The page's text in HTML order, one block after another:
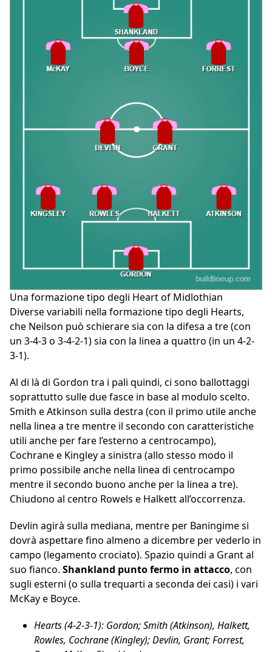
Una formazione tipo degli Heart of Midlothian
Diverse variabili nella formazione tipo degli Hearts,
che Neilson può schierare sia con la difesa a tre (con
un 3-4-3 o 3-4-2-1) sia con la linea a quattro (in un 4-2-
3-1).
Al di là di Gordon tra i pali quindi, ci sono ballottaggi
soprattutto sulle due fasce in base al modulo scelto.
Smith e Atkinson sulla destra (con il primo utile anche
nella linea a tre mentre il secondo con caratteristiche
utili anche per fare l’esterno a centrocampo),
Cochrane e Kingley a sinistra (allo stesso modo il
primo possibile anche nella linea di centrocampo
mentre il secondo buono anche per la linea a tre).
Chiudono al centro Rowels e Halkett all’occorrenza.
Devlin agirà sulla mediana, mentre per Baningime si
dovrà aspettare fino almeno a dicembre per vederlo in
campo (legamento crociato). Spazio quindi a Grant al
suo fianco. Shankland punto fermo in attacco, con
sugli esterni (o sulla trequarti a seconda dei casi) i vari
McKay e Boyce.
Hearts (4-2-3-1): Gordon; Smith (Atkinson), Halkett,
Rowles, Cochrane (Kingley); Devlin, Grant; Forrest,